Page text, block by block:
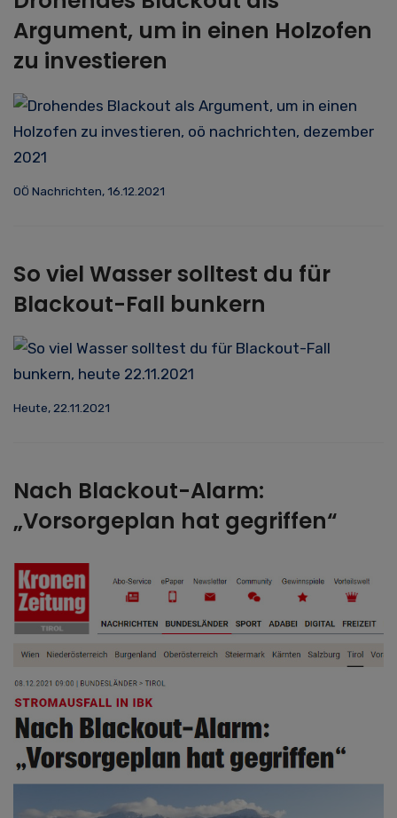
Argument, um in einen Holzofen
zu investieren
OÖ Nachrichten, 16.12.2021
So viel Wasser solltest du für
Blackout-Fall bunkern
Heute, 22.11.2021
Nach Blackout-Alarm:
„Vorsorgeplan hat gegriffen“